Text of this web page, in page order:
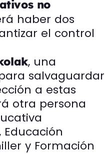
no
haber dos
el control
, una
salvaguardar
a estas
otra persona
y Formación